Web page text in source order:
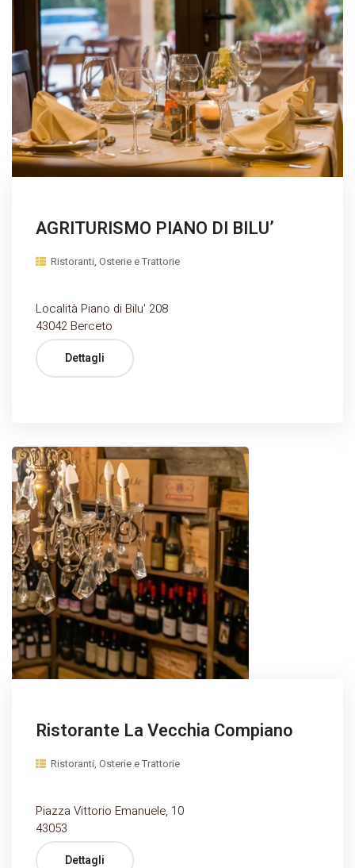
AGRITURISMO PIANO DI BILU’
Ristoranti, Osterie e Trattorie
Località Piano di Bilu' 208
43042 Berceto
Dettagli
Ristorante La Vecchia Compiano
Ristoranti, Osterie e Trattorie
Piazza Vittorio Emanuele, 10
43053
Dettagli